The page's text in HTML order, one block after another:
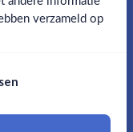
Nee verzameld op